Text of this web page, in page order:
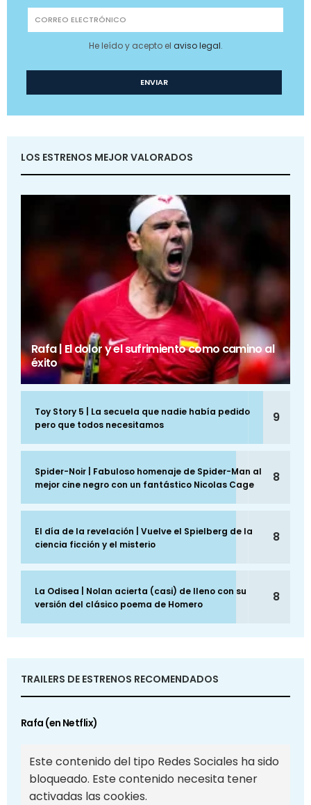
He leído y acepto el aviso legal.
LOS ESTRENOS MEJOR VALORADOS
Rafa | El dolor y el sufrimiento como camino al
éxito
Toy Story 5 | La secuela que nadie había pedido
pero que todos necesitamos
9
Spider-Noir | Fabuloso homenaje de Spider-Man al
mejor cine negro con un fantástico Nicolas Cage
8
El día de la revelación | Vuelve el Spielberg de la
ciencia ficción y el misterio
8
La Odisea | Nolan acierta (casi) de lleno con su
versión del clásico poema de Homero
8
TRAILERS DE ESTRENOS RECOMENDADOS
Rafa (en Netflix)
Este contenido del tipo Redes Sociales ha sido
bloqueado. Este contenido necesita tener
activadas las cookies.